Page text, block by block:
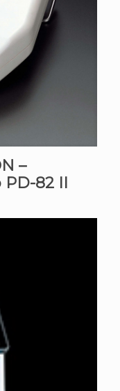
–
82 II